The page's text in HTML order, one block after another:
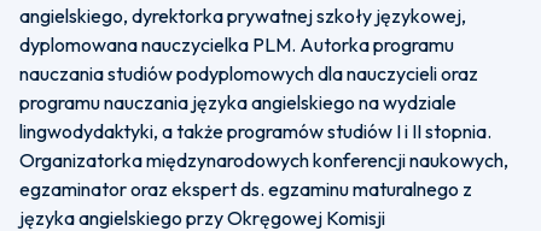
angielskiego, dyrektorka prywatnej szkoły językowej,
dyplomowana nauczycielka PLM. Autorka programu
nauczania studiów podyplomowych dla nauczycieli oraz
programu nauczania języka angielskiego na wydziale
lingwodydaktyki, a także programów studiów I i II stopnia.
Organizatorka międzynarodowych konferencji naukowych,
egzaminator oraz ekspert ds. egzaminu maturalnego z
języka angielskiego przy Okręgowej Komisji